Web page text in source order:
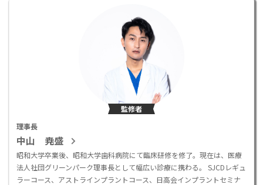
監修者
理事長
中山 尭盛
昭和大学卒業後、昭和大学歯科病院にて臨床研修を修了。現在は、医療
法人社団グリーンパーク理事長として幅広い診療に携わる。 SJCDレギュ
ラーコース、アストラインプラントコース、日高会インプラントセミナ